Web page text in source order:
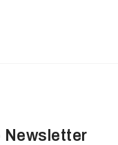
Newsletter